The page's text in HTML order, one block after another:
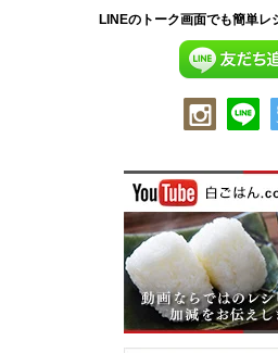
LINEのトーク画面でも簡単レ